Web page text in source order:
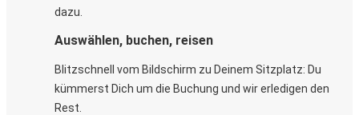
dazu.
Auswählen, buchen, reisen
Blitzschnell vom Bildschirm zu Deinem Sitzplatz: Du
kümmerst Dich um die Buchung und wir erledigen den
Rest.